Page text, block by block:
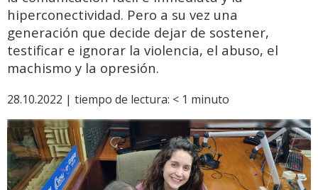
hiperconectividad. Pero a su vez una
generación que decide dejar de sostener,
testificar e ignorar la violencia, el abuso, el
machismo y la opresión.
28.10.2022 | tiempo de lectura: < 1 minuto